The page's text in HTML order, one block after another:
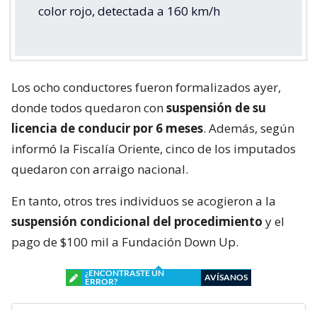
color rojo, detectada a 160 km/h
Los ocho conductores fueron formalizados ayer,
donde todos quedaron consuspensión de su
licencia de conducir por 6 meses. Además, según
informó la Fiscalía Oriente, cinco de los imputados
quedaron con arraigo nacional.
En tanto, otros tres individuos se acogieron a la
suspensión condicional del procedimiento y el
pago de $100 mil a Fundación Down Up.
¿ENCONTRASTE UN
ERROR?
AVÍSANOS